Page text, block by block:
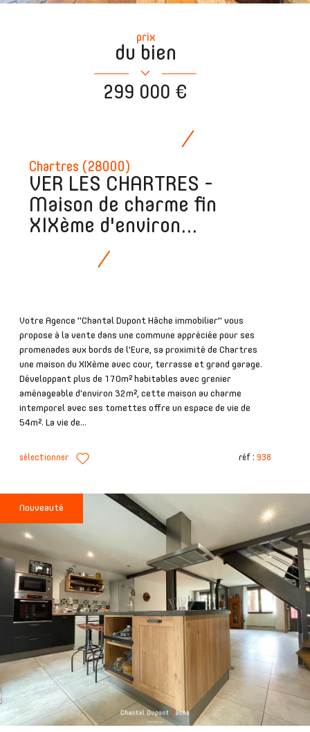
Chartres (28000)
VER LES CHARTRES -
Maison de charme fin
XIXème d'environ...
Votre Agence "Chantal Dupont Hâche immobilier" vous
propose à la vente dans une commune appréciée pour ses
promenades aux bords de l'Eure, sa proximité de Chartres
une maison du XIXème avec cour, terrasse et grand garage.
Développant plus de 170m² habitables avec grenier
aménageable d'environ 32m², cette maison au charme
intemporel avec ses tomettes offre un espace de vie de
54m². La vie de...
prix
du bien
299 000 €
sélectionner réf : 938
Nouveauté